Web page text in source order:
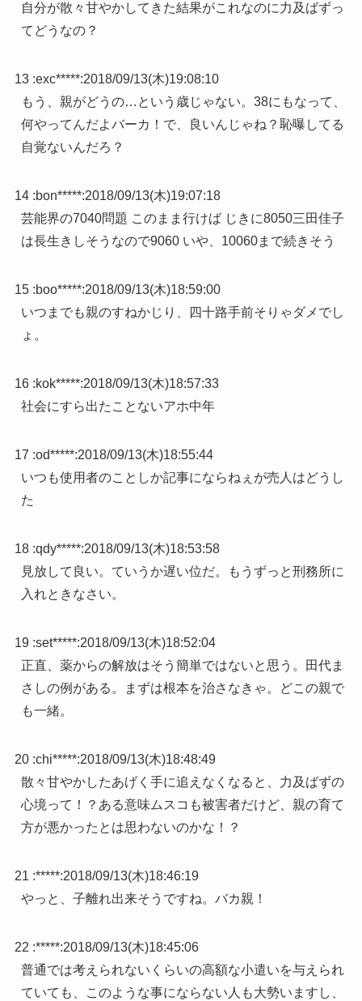
自分が散々甘やかしてきた結果がこれなのに力及ばずっ
てどうなの？
13 :exc*****:2018/09/13(木)19:08:10
もう、親がどうの…という歳じゃない。38にもなって、
何やってんだよバーカ！で、良いんじゃね？恥曝してる
自覚ないんだろ？
14 :bon*****:2018/09/13(木)19:07:18
芸能界の7040問題 このまま行けば じきに8050三田佳子
は長生きしそうなので9060 いや、10060まで続きそう
15 :boo*****:2018/09/13(木)18:59:00
いつまでも親のすねかじり、四十路手前そりゃダメでし
ょ。
16 :kok*****:2018/09/13(木)18:57:33
社会にすら出たことないアホ中年
17 :od*****:2018/09/13(木)18:55:44
いつも使用者のことしか記事にならねぇが売人はどうし
た
18 :qdy*****:2018/09/13(木)18:53:58
見放して良い。ていうか遅い位だ。もうずっと刑務所に
入れときなさい。
19 :set*****:2018/09/13(木)18:52:04
正直、薬からの解放はそう簡単ではないと思う。田代ま
さしの例がある。まずは根本を治さなきゃ。どこの親で
も一緒。
20 :chi*****:2018/09/13(木)18:48:49
散々甘やかしたあげく手に追えなくなると、力及ばずの
心境って！？ある意味ムスコも被害者だけど、親の育て
方が悪かったとは思わないのかな！？
21 :*****:2018/09/13(木)18:46:19
やっと、子離れ出来そうですね。バカ親！
22 :*****:2018/09/13(木)18:45:06
普通では考えられないくらいの高額な小遣いを与えられ
ていても、このような事にならない人も大勢いますし、